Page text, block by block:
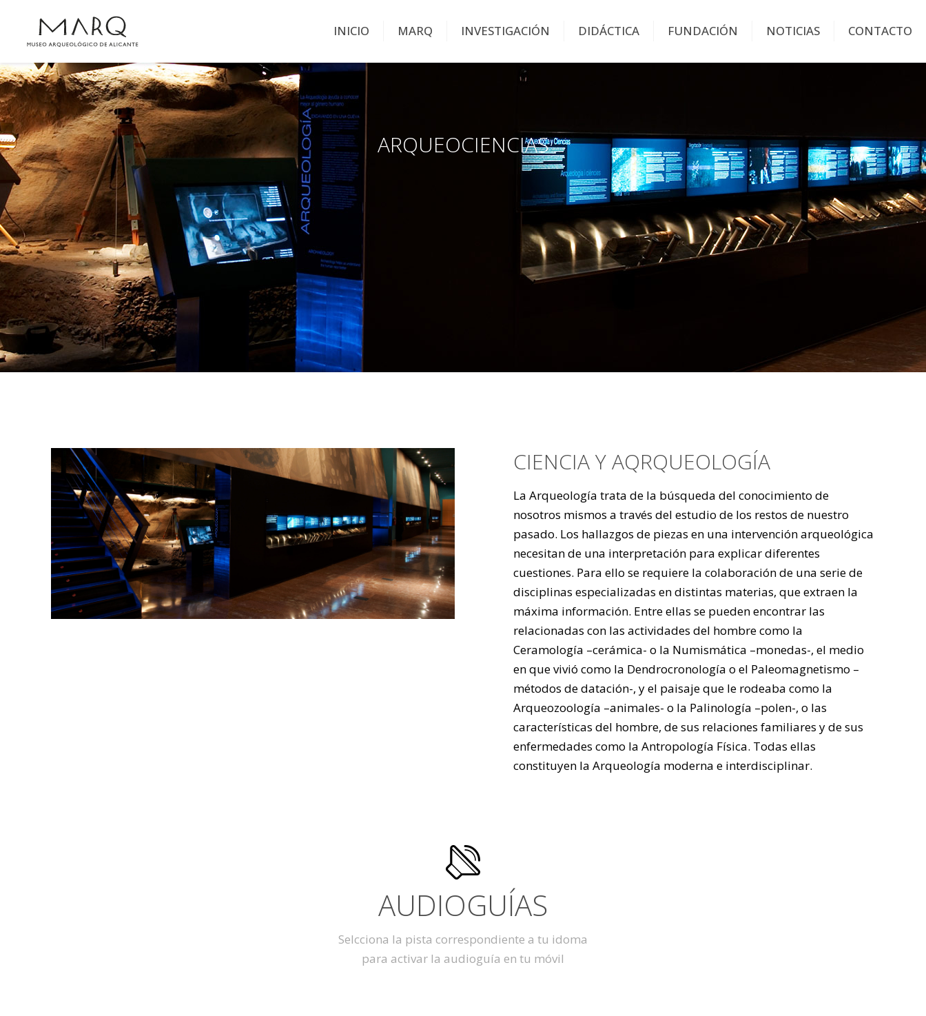
INICIO MARQ INVESTIGACIÓN DIDÁCTICA FUNDACIÓN NOTICIAS CONTACTO
ARQUEOCIENCIAS
CIENCIA Y AQRQUEOLOGÍA
La Arqueología trata de la búsqueda del conocimiento de
nosotros mismos a través del estudio de los restos de nuestro
pasado. Los hallazgos de piezas en una intervención arqueológica
necesitan de una interpretación para explicar diferentes
cuestiones. Para ello se requiere la colaboración de una serie de
disciplinas especializadas en distintas materias, que extraen la
máxima información. Entre ellas se pueden encontrar las
relacionadas con las actividades del hombre como la
Ceramología –cerámica- o la Numismática –monedas-, el medio
en que vivió como la Dendrocronología o el Paleomagnetismo –
métodos de datación-, y el paisaje que le rodeaba como la
Arqueozoología –animales- o la Palinología –polen-, o las
características del hombre, de sus relaciones familiares y de sus
enfermedades como la Antropología Física. Todas ellas
constituyen la Arqueología moderna e interdisciplinar.
AUDIOGUÍAS
Selcciona la pista correspondiente a tu idoma
para activar la audioguía en tu móvil